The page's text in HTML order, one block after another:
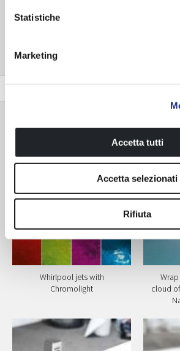
Statistiche
Marketing
Accetta tutti
Accetta selezionati
Rifiuta
Panel colour
Accessories
Whirlpool jets with
Chromolight
cloud